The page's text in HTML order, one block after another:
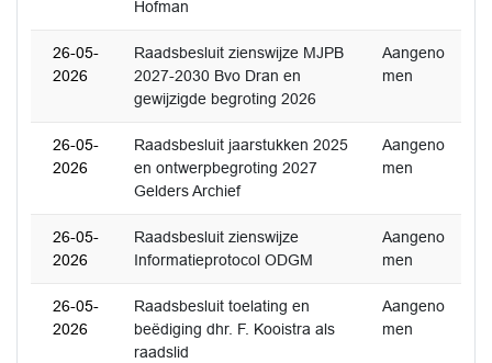
Hofman
26-05-
2026
Raadsbesluit zienswijze MJPB
2027-2030 Bvo Dran en
gewijzigde begroting 2026
Aangeno
men
26-05-
2026
Raadsbesluit jaarstukken 2025
en ontwerpbegroting 2027
Gelders Archief
Aangeno
men
26-05-
2026
Raadsbesluit zienswijze
Informatieprotocol ODGM
Aangeno
men
26-05-
2026
Raadsbesluit toelating en
beëdiging dhr. F. Kooistra als
raadslid
Aangeno
men